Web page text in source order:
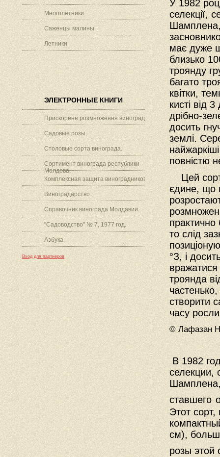
Многолетники
Саженцы малины.
Летники
ЭЛЕКТРОННЫЕ КНИГИ
Прискорене розмноження винограду.
Садовые розы.
Столовые сорта винограда.
Сортимент винограда республики
Молдова.
Комплексная защита виноградников.
Виноградарство.
Справочник винограда Молдавии.
"Садоводство" № 7, 1977 год.
Азбука
Вход для партнеров
У 1982
селекції,
Шамплена,
має дуже
близько
троянду
багато
квітки,
кисті від
дрібно-
досить
землі.
повністю
Цей сорт
єдине, що
практично
то слід
°З, і
троянда
створити
часу
© Лафазан
В 1982
селекции,
Шамплена,
ставшего
Этот
см),
розы этой